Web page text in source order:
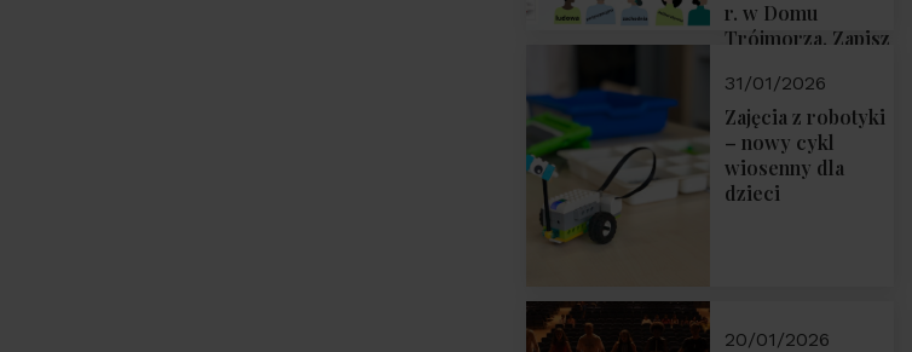
r. w Domu
Trójmorza. Zapisz
31/01/2026
Zajęcia z robotyki
– nowy cykl
wiosenny dla
dzieci
20/01/2026